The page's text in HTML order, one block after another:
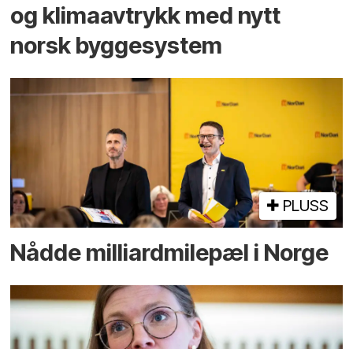
og klima­avtrykk med nytt
norsk bygge­system
PLUSS
Nådde milliard­­milepæl i Norge